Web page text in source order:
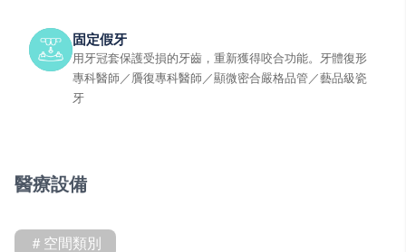
固定假牙
用牙冠套保護受損的牙齒，重新獲得咬合功能。牙體復形
專科醫師／贗復專科醫師／顯微密合嚴格品管／藝品級瓷
牙
醫療設備
＃空間類別